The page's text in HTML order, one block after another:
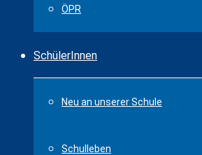
ÖPR
SchülerInnen
Neu an unserer Schule
Schulleben